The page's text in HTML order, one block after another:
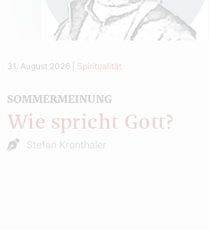
31. August 2026 Spiritualität
SOMMERMEINUNG
Wie spricht Gott?
Stefan Kronthaler